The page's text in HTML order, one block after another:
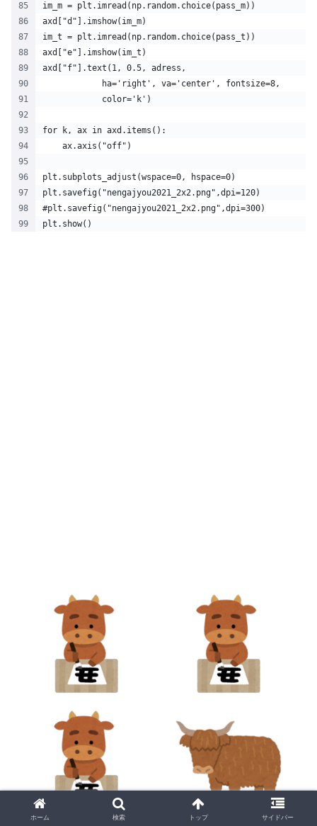
im_m = plt.imread(np.random.choice(pass_m))
axd["d"].imshow(im_m)
im_t = plt.imread(np.random.choice(pass_t))
axd["e"].imshow(im_t)
axd["f"].text(1, 0.5, adress,
            ha='right', va='center', fontsize=8,
            color='k')
for k, ax in axd.items():
    ax.axis("off")
plt.subplots_adjust(wspace=0, hspace=0)
plt.savefig("nengajyou2021_2x2.png",dpi=120)
#plt.savefig("nengajyou2021_2x2.png",dpi=300)
plt.show()
ホーム 検索 トップ サイドバー